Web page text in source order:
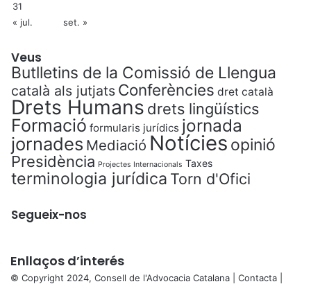
31
« jul.
set. »
Veus
Butlletins de la Comissió de Llengua
català als jutjats Conferències dret català
Drets Humans drets lingüístics
Formació formularis jurídics jornada
jornades Mediació Notícies opinió
Presidència Projectes Internacionals Taxes
terminologia jurídica Torn d'Ofici
Segueix-nos
Enllaços d’interés
© Copyright 2024, Consell de l'Advocacia Catalana | Contacta